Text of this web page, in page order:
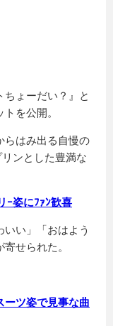
ちょーだい？ 』と
を公開。
らはみ出る自慢の
リンとした豊満な
ｰ姿にﾌｧﾝ歓喜
いい 」「おはよう
せられた。
ーツ姿で見事な曲